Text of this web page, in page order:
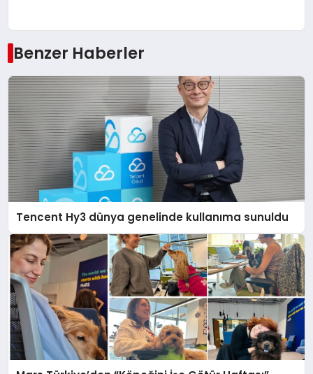
Benzer Haberler
Tencent Hy3 dünya genelinde kullanıma sunuldu